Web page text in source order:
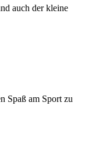
auch der kleine
Spaß am Sport zu